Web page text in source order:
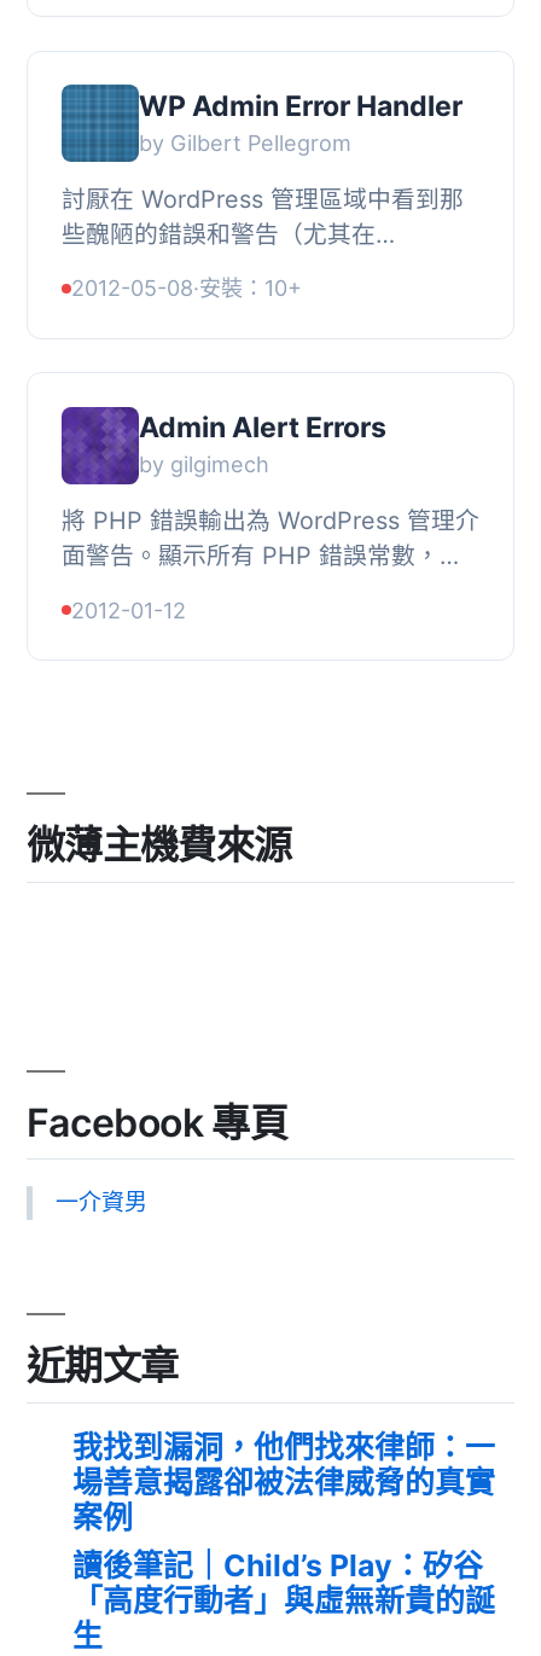
錯誤、警告和提示。, ...
WP Admin Error Handler
by Gilbert Pellegrom
討厭在 WordPress 管理區域中看到那
些醜陋的錯誤和警告（尤其在
Error Handler 透過捕獲所有錯誤和警
告，並在管理列中整齊地...
2012-05-08·安裝：10+
Admin Alert Errors
by gilgimech
將 PHP 錯誤輸出為 WordPress 管理介
面警告。顯示所有 PHP 錯誤常數，除
2012-01-12
微薄主機費來源
Facebook 專頁
一介資男
近期文章
我找到漏洞，他們找來律師：一
場善意揭露卻被法律威脅的真實
案例
讀後筆記｜Child’s Play：矽谷
「高度行動者」與虛無新貴的誕
生